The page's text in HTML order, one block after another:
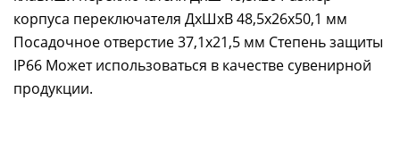
корпуса переключателя ДхШхВ 48,5х26х50,1 мм
Посадочное отверстие 37,1x21,5 мм Степень защиты
IP66 Может использоваться в качестве сувенирной
продукции.